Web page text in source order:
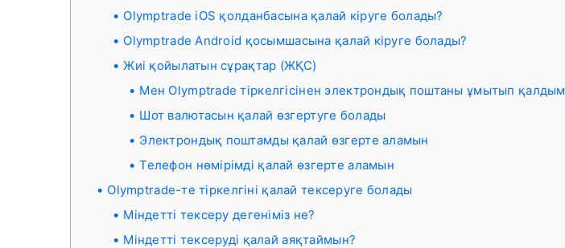
Olymptrade iOS қолданбасына қалай кіруге болады?
Olymptrade Android қосымшасына қалай кіруге болады?
Жиі қойылатын сұрақтар (ЖҚС)
Мен Olymptrade тіркелгісінен электрондық поштаны ұмытып қалдым
Шот валютасын қалай өзгертуге болады
Электрондық поштамды қалай өзгерте аламын
Телефон нөмірімді қалай өзгерте аламын
Olymptrade-те тіркелгіні қалай тексеруге болады
Міндетті тексеру дегеніміз не?
Міндетті тексеруді қалай аяқтаймын?